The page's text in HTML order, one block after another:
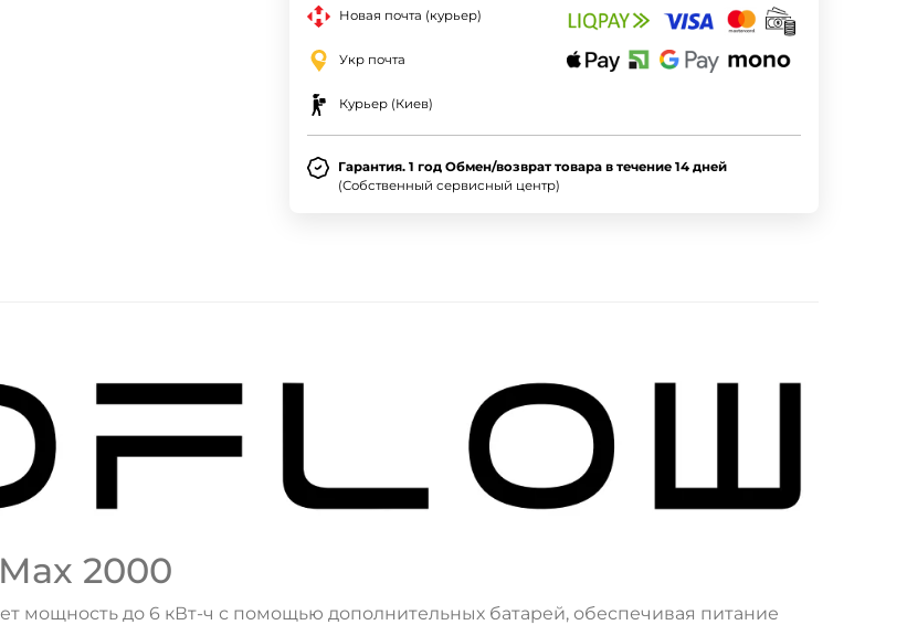
Новая почта (курьер)
Укр почта
Курьер (Киев)
Гарантия. 1 год Обмен/возврат товара в течение 14 дней
(Собственный сервисный центр)
2000
мощность до 6 кВт-ч с помощью дополнительных батарей, обеспечивая питание